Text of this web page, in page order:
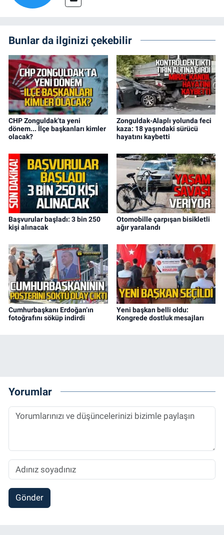
Bunlar da ilginizi çekebilir
CHP Zonguldak’ta yeni
dönem... İlçe başkanları kimler
olacak?
Zonguldak-Alaplı yolunda feci
kaza: 18 yaşındaki sürücü
hayatını kaybetti
Başvurular başladı: 3 bin 250
kişi alınacak
Otomobille çarpışan bisikletli
ağır yaralandı
Cumhurbaşkanı Erdoğan’ın
fotoğrafını söküp indirdi
Yeni başkan belli oldu:
Kongrede dostluk mesajları
Yorumlar
Gönder